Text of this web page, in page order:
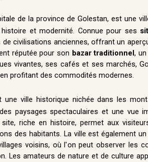
de la province de Golestan, est une
histoire et modernité. Connue pour ses
de civilisations anciennes, offrant un
réputée pour son bazar traditionnel,
vivantes, ses cafés et ses marchés,
profitant des commodités modernes.
une ville historique nichée dans les
paysages spectaculaires et une vue
site, riche en histoire, permet aux
des habitants. La ville est également
voisins, où l'on peut observer les
Les amateurs de nature et de culture